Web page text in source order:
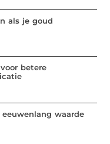
als je goud
betere
waarde